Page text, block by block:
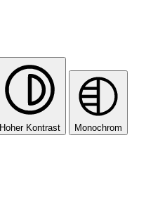
Hoher Kontrast Monochrom